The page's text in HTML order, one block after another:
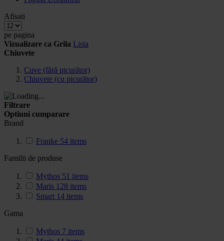
Afisati
pe pagina
Vizualizare ca Grila Lista
Chiuvete
Cuve (fără picurător)
Chiuvete (cu picurător)
Filtrare
Optiuni cumparare
Brand
Franke 54 items
Familii de produse
Mythos 51 items
Maris 128 items
Smart 14 items
Gama
Mythos 7 items